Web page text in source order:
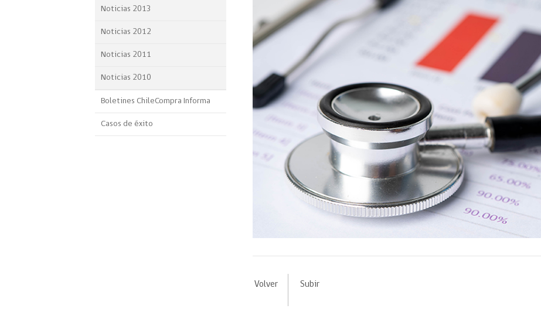
Noticias 2013
Noticias 2012
Noticias 2011
Noticias 2010
Boletines ChileCompra Informa
Casos de éxito
Volver Subir